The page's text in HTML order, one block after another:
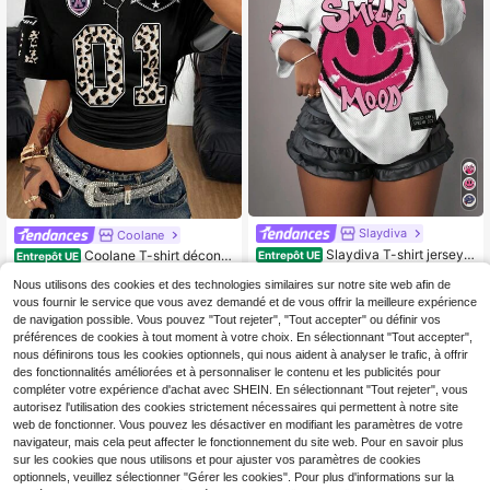
Coolane
Entrepôt UE Coolane T-shirt décontr
es courtes, imprimé numérique léop
ard pour femmes en été
4,07€ -21% 5,19€
Slaydiva
Entrepôt UE Slaydiva T-shirt jersey 1
iant décontracté, lettres et chiffres.
Convient pour l'été
Dès8,68€
Nous utilisons des cookies et des technologies similaires sur notre site web afin de
vous fournir le service que vous avez demandé et de vous offrir la meilleure expérience
de navigation possible. Vous pouvez "Tout rejeter", "Tout accepter" ou définir vos
préférences de cookies à tout moment à votre choix. En sélectionnant "Tout accepter",
nous définirons tous les cookies optionnels, qui nous aident à analyser le trafic, à offrir
des fonctionnalités améliorées et à personnaliser le contenu et les publicités pour
compléter votre expérience d'achat avec SHEIN. En sélectionnant "Tout rejeter", vous
autorisez l'utilisation des cookies strictement nécessaires qui permettent à notre site
web de fonctionner. Vous pouvez les désactiver en modifiant les paramètres de votre
navigateur, mais cela peut affecter le fonctionnement du site web. Pour en savoir plus
sur les cookies que nous utilisons et pour ajuster vos paramètres de cookies
optionnels, veuillez sélectionner "Gérer les cookies". Pour plus d'informations sur la